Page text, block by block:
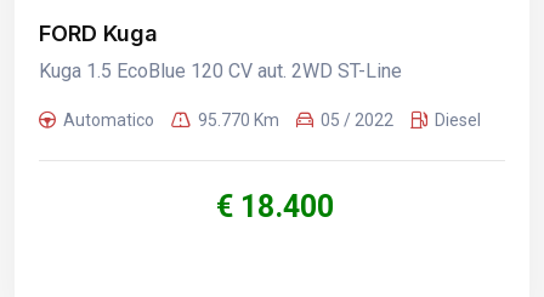
FORD Kuga
Kuga 1.5 EcoBlue 120 CV aut. 2WD ST-Line
Automatico 95.770 Km 05 / 2022 Diesel
€ 18.400